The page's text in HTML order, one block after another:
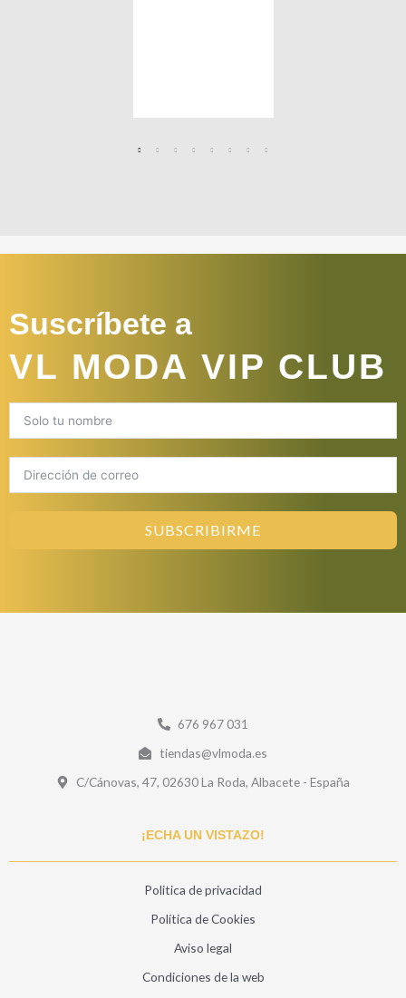
Suscríbete a
VL MODA VIP CLUB
SUBSCRIBIRME
676 967 031
tiendas@vlmoda.es
C/Cánovas, 47, 02630 La Roda, Albacete - España
¡ECHA UN VISTAZO!
Politica de privacidad
Política de Cookies
Aviso legal
Condiciones de la web